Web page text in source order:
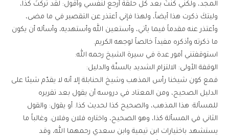
المجد، ولكني كنتُ بعد كل حلقة أرجع لنفسي وأقول: لقد تركتَ كذا،
وليتكَ ذكرت هذا أيضاً، ولهذا فإني أعتذر عن التقصير في ما مضى،
وأعتذر عنه مقدماً فيما يأتي، وأستعين الله وأستهديه، وأسأله أن يكون
ما ذكرته وأذكره مفيداً خالصاً لوجهه الكريم.
استوقفتني أمور عدة في سيرة الشيخ رحمه الله:
الوقفة الأولى: الالتزام الشديد بالسنّة والدليل:
فمع كون شيخنا رأس المذهب وشيخ الحنابلة إلا أنه لا يقدّم شيئا على
الدليل الصحيح، ومن المعتاد في دروسه أن يقول بعد تقريره
للمسألة: هذا المذهب، والصحيح كذا لحديث كذا. أو يقول: والقول
الثاني في المسألة كذا، وهو الصحيح، واختاره فلان وفلان. وغالباً ما
يستشهد باختيارات ابن تيمية وابن سعدي رحمهما الله، وقد